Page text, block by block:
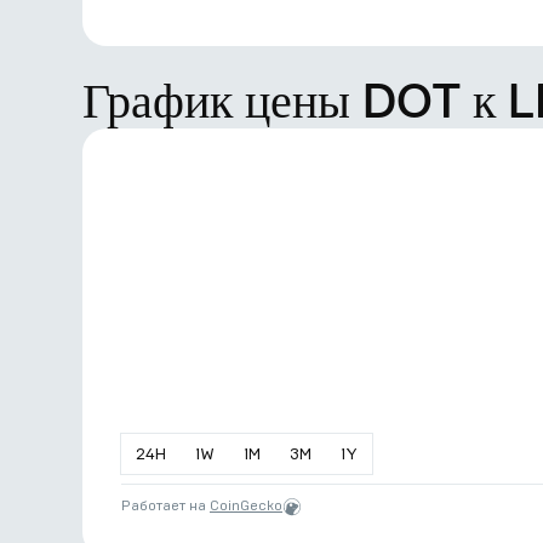
График цены DOT к
24H 1W 1M 3M 1Y
Работает на CoinGecko